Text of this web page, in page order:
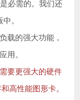
必需的。我们还
。
的强大功能，
用。
要更强大的硬件
高性能图形卡。